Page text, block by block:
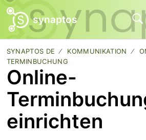
synaptos
SYNAPTOS DE KOMMUNIKATION
TERMINBUCHUNG
Online-
einrichten